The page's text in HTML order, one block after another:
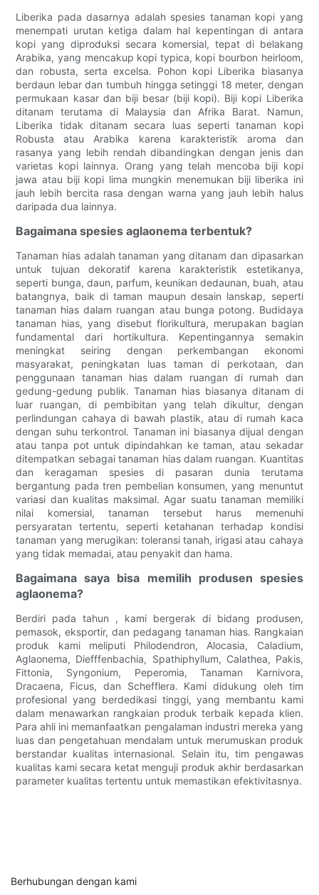
Liberika pada dasarnya adalah spesies tanaman kopi yang
menempati urutan ketiga dalam hal kepentingan di antara
kopi yang diproduksi secara komersial, tepat di belakang
Arabika, yang mencakup kopi typica, kopi bourbon heirloom,
dan robusta, serta excelsa. Pohon kopi Liberika biasanya
berdaun lebar dan tumbuh hingga setinggi 18 meter, dengan
permukaan kasar dan biji besar (biji kopi). Biji kopi Liberika
ditanam terutama di Malaysia dan Afrika Barat. Namun,
Liberika tidak ditanam secara luas seperti tanaman kopi
Robusta atau Arabika karena karakteristik aroma dan
rasanya yang lebih rendah dibandingkan dengan jenis dan
varietas kopi lainnya. Orang yang telah mencoba biji kopi
jawa atau biji kopi lima mungkin menemukan biji liberika ini
jauh lebih bercita rasa dengan warna yang jauh lebih halus
daripada dua lainnya.
Bagaimana spesies aglaonema terbentuk?
Tanaman hias adalah tanaman yang ditanam dan dipasarkan
untuk tujuan dekoratif karena karakteristik estetikanya,
seperti bunga, daun, parfum, keunikan dedaunan, buah, atau
batangnya, baik di taman maupun desain lanskap, seperti
tanaman hias dalam ruangan atau bunga potong. Budidaya
tanaman hias, yang disebut florikultura, merupakan bagian
fundamental dari hortikultura. Kepentingannya semakin
meningkat seiring dengan perkembangan ekonomi
masyarakat, peningkatan luas taman di perkotaan, dan
penggunaan tanaman hias dalam ruangan di rumah dan
gedung-gedung publik. Tanaman hias biasanya ditanam di
luar ruangan, di pembibitan yang telah dikultur, dengan
perlindungan cahaya di bawah plastik, atau di rumah kaca
dengan suhu terkontrol. Tanaman ini biasanya dijual dengan
atau tanpa pot untuk dipindahkan ke taman, atau sekadar
ditempatkan sebagai tanaman hias dalam ruangan. Kuantitas
dan keragaman spesies di pasaran dunia terutama
bergantung pada tren pembelian konsumen, yang menuntut
variasi dan kualitas maksimal. Agar suatu tanaman memiliki
nilai komersial, tanaman tersebut harus memenuhi
persyaratan tertentu, seperti ketahanan terhadap kondisi
tanaman yang merugikan: toleransi tanah, irigasi atau cahaya
yang tidak memadai, atau penyakit dan hama.
Bagaimana saya bisa memilih produsen spesies
aglaonema?
Berdiri pada tahun , kami bergerak di bidang produsen,
pemasok, eksportir, dan pedagang tanaman hias. Rangkaian
produk kami meliputi Philodendron, Alocasia, Caladium,
Aglaonema, Diefffenbachia, Spathiphyllum, Calathea, Pakis,
Fittonia, Syngonium, Peperomia, Tanaman Karnivora,
Dracaena, Ficus, dan Schefflera. Kami didukung oleh tim
profesional yang berdedikasi tinggi, yang membantu kami
dalam menawarkan rangkaian produk terbaik kepada klien.
Para ahli ini memanfaatkan pengalaman industri mereka yang
luas dan pengetahuan mendalam untuk merumuskan produk
berstandar kualitas internasional. Selain itu, tim pengawas
kualitas kami secara ketat menguji produk akhir berdasarkan
parameter kualitas tertentu untuk memastikan efektivitasnya.
Berhubungan dengan kami